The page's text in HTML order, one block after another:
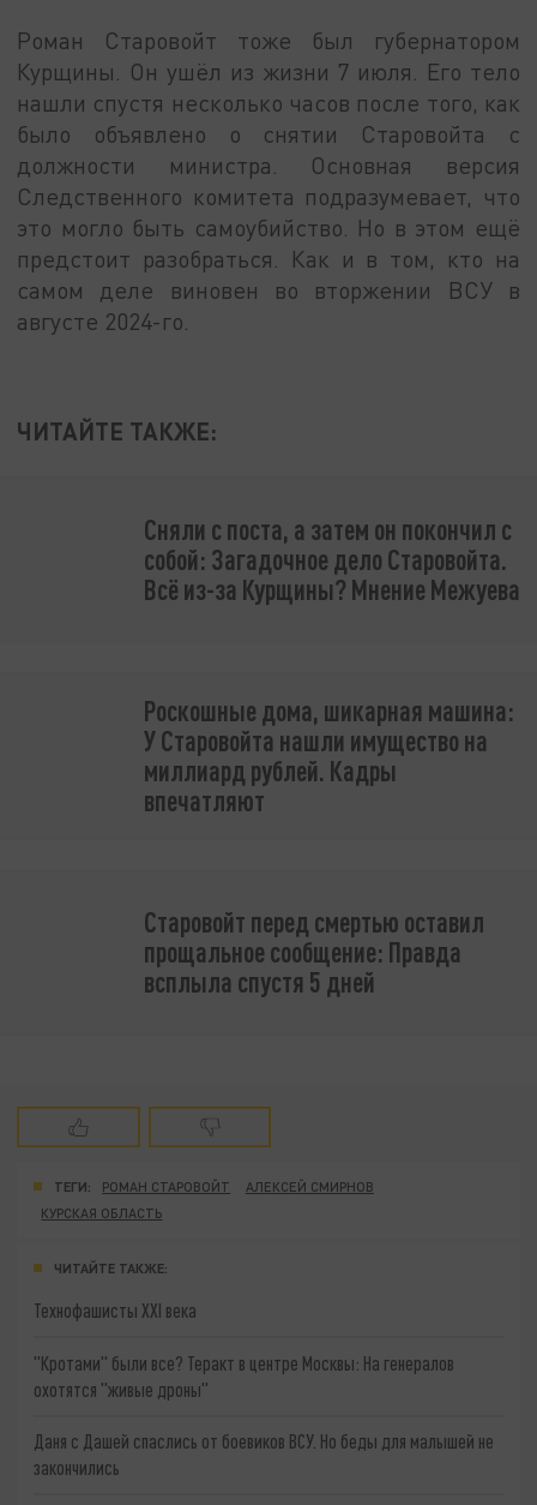
Роман Старовойт тоже был губернатором
Курщины. Он ушёл из жизни 7 июля. Его тело
нашли спустя несколько часов после того, как
было объявлено о снятии Старовойта с
должности министра. Основная версия
Следственного комитета подразумевает, что
это могло быть самоубийство. Но в этом ещё
предстоит разобраться. Как и в том, кто на
самом деле виновен во вторжении ВСУ в
августе 2024-го.
ЧИТАЙТЕ ТАКЖЕ:
Сняли с поста, а затем он покончил с
собой: Загадочное дело Старовойта.
Всё из-за Курщины? Мнение Межуева
Роскошные дома, шикарная машина:
У Старовойта нашли имущество на
миллиард рублей. Кадры
впечатляют
Старовойт перед смертью оставил
прощальное сообщение: Правда
всплыла спустя 5 дней
ТЕГИ: РОМАН СТАРОВОЙТ
АЛЕКСЕЙ СМИРНОВ
КУРСКАЯ ОБЛАСТЬ
ЧИТАЙТЕ ТАКЖЕ:
Технофашисты XXI века
"Кротами" были все? Теракт в центре Москвы: На генералов
охотятся "живые дроны"
Даня с Дашей спаслись от боевиков ВСУ. Но беды для малышей не
закончились